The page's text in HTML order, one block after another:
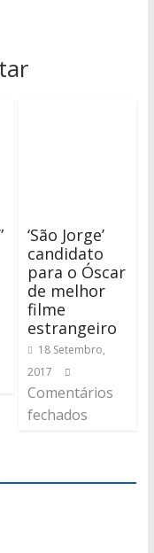
‘São Jorge’
candidato
para o Óscar
de melhor
filme
estrangeiro
18 Setembro,
2017
Comentários
fechados